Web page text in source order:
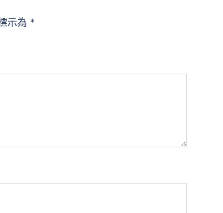
示為 *